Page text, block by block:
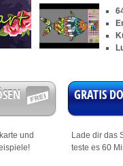
und
GRATIS
Lade dir das
teste es 60